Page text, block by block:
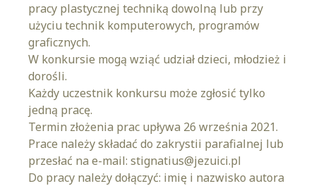
pracy plastycznej techniką dowolną lub przy
użyciu technik komputerowych, programów
graficznych.
W konkursie mogą wziąć udział dzieci, młodzież i
dorośli.
Każdy uczestnik konkursu może zgłosić tylko
jedną pracę.
Termin złożenia prac upływa 26 września 2021.
Prace należy składać do zakrystii parafialnej lub
przesłać na e-mail: stignatius@jezuici.pl
Do pracy należy dołączyć: imię i nazwisko autora